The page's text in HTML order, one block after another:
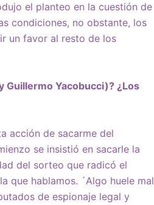
el planteo en la cuestión de
condiciones, no obstante, los
un favor al resto de los
Guillermo Yacobucci)? ¿Los
acción de sacarme del
se insistió en sacarle la
del sorteo que radicó el
que hablamos. ´Algo huele mal
de espionaje legal y